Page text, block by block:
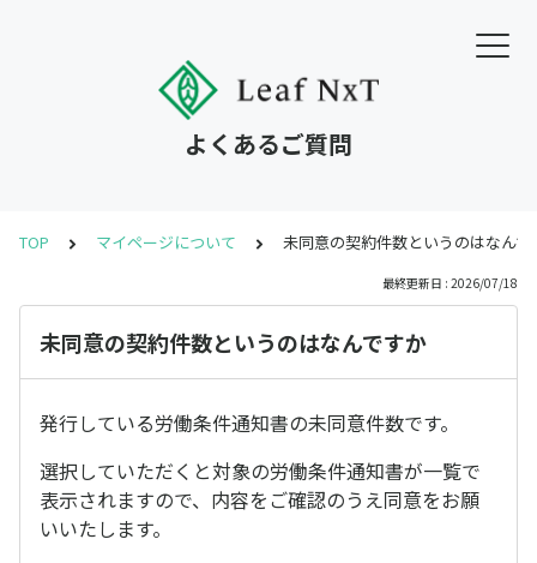
よくあるご質問
TOP マイページについて 未同意の契約件数というのはなんで
最終更新日 : 2026/07/18
未同意の契約件数というのはなんですか
発行している労働条件通知書の未同意件数です。
選択していただくと対象の労働条件通知書が一覧で
表示されますので、内容をご確認のうえ同意をお願
いいたします。